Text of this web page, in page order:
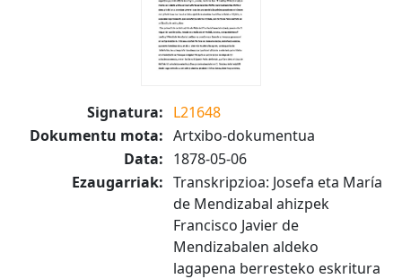
Signatura: L21648
Dokumentu mota: Artxibo-dokumentua
Data: 1878-05-06
Ezaugarriak: Transkripzioa: Josefa eta María
de Mendizabal ahizpek
Francisco Javier de
Mendizabalen aldeko
lagapena berresteko eskritura